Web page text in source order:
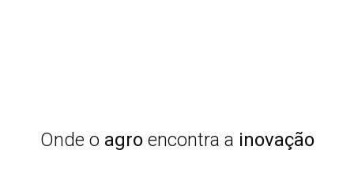
Onde o agroencontra a inovação